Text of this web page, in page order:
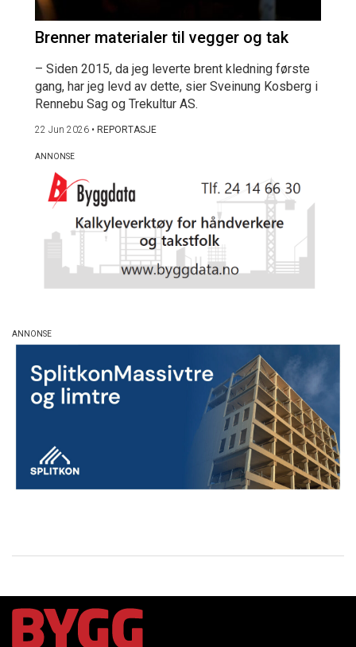
Brenner materialer til vegger og tak
– Siden 2015, da jeg leverte brent kledning første
gang, har jeg levd av dette, sier Sveinung Kosberg i
Rennebu Sag og Trekultur AS.
22 Jun 2026 • REPORTASJE